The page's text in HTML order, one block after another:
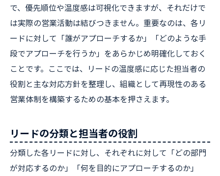
で、優先順位や温度感は可視化できますが、それだけで
は実際の営業活動は結びつきません。重要なのは、各リ
ードに対して「誰がアプローチするか」「どのような手
段でアプローチを行うか」をあらかじめ明確化しておく
ことです。ここでは、リードの温度感に応じた担当者の
役割と主な対応方針を整理し、組織として再現性のある
営業体制を構築するための基本を押さえます。
リードの分類と担当者の役割
分類した各リードに対し、それぞれに対して「どの部門
が対応するのか」「何を目的にアプローチするのか」